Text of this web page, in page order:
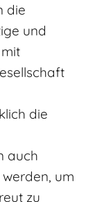
die
und
die
auch
um
zu